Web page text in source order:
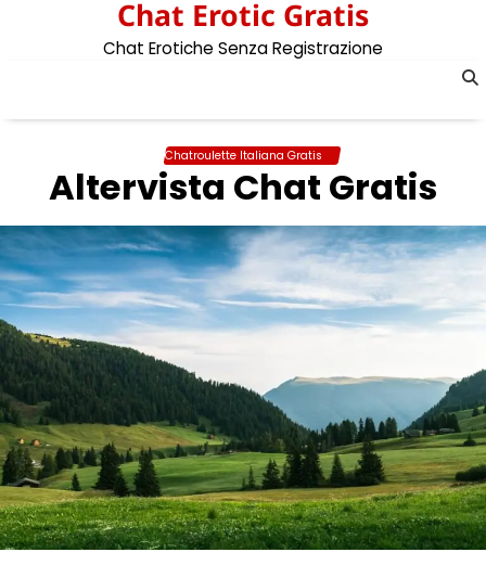
Chat Erotic Gratis
Chat Erotiche Senza Registrazione
Chatroulette Italiana Gratis
Altervista Chat Gratis